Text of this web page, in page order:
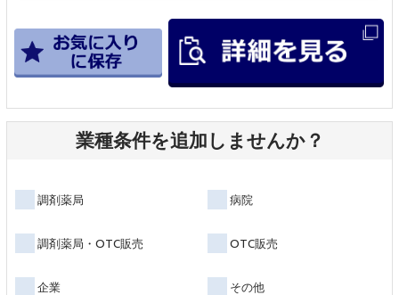
業種条件を追加しませんか？
調剤薬局 病院
調剤薬局・OTC販売 OTC販売
企業 その他